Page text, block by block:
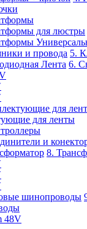
для люстры
5.
6.
для ленты
и
8.
48V